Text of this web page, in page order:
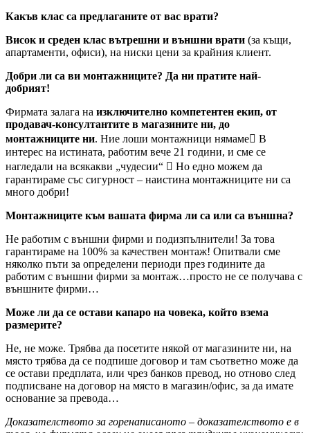
Какъв клас са предлаганите от вас врати?
Висок и среден клас вътрешни и външни врати (за къщи,
апартаменти, офиси), на ниски цени за крайния клиент.
Добри ли са ви монтажниците? Да ни пратите най-
добрият!
Фирмата залага на изключително компетентен екип, от
продавач-консултантите в магазините ни, до
монтажниците ни. Ние лоши монтажници нямаме В
интерес на истината, работим вече 21 години, и сме се
нагледали на всякакви „чудесии“  Но едно можем да
гарантираме със сигурност – наистина монтажниците ни са
много добри!
Монтажниците към вашата фирма ли са или са външна?
Не работим с външни фирми и подизпълнители! За това
гарантираме на 100% за качествен монтаж! Опитвали сме
няколко пъти за определени периоди през годините да
работим с външни фирми за монтаж…просто не се получава с
външните фирми…
Може ли да се остави капаро на човека, който взема
размерите?
Не, не може. Трябва да посетите някой от магазините ни, на
място трябва да се подпише договор и там съответно може да
се остави предплата, или чрез банков превод, но отново след
подписване на договор на място в магазин/офис, за да имате
основание за превода…
Доказателството за горенаписаното – доказателството е в